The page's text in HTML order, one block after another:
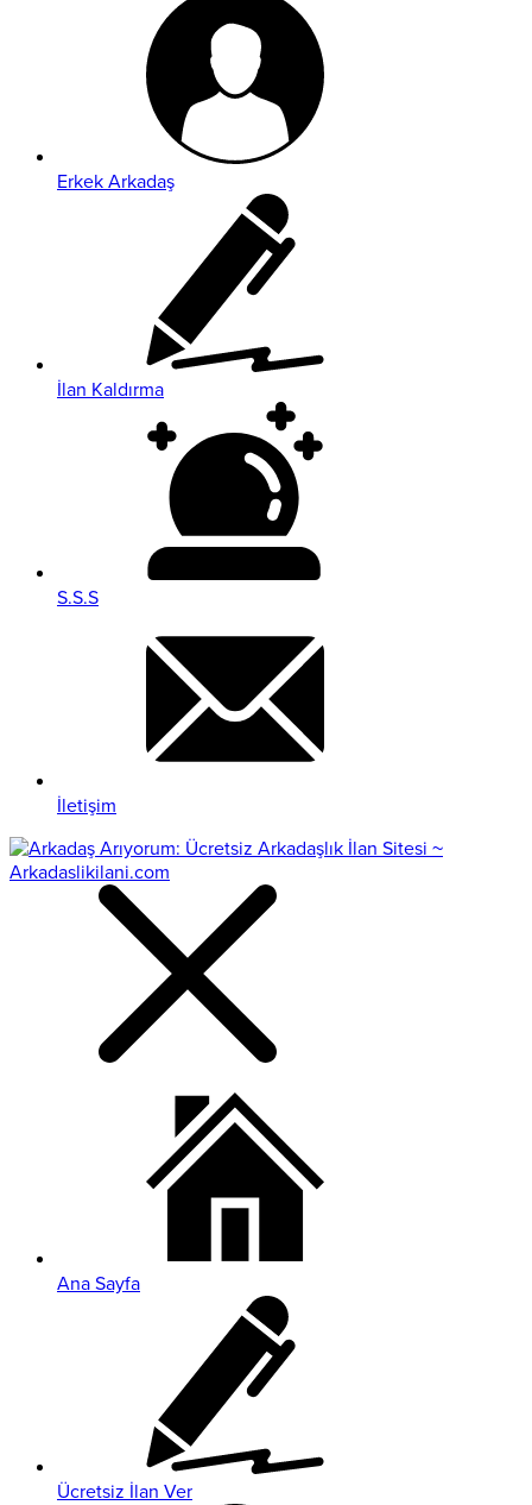
Erkek Arkadaş
İlan Kaldırma
S.S.S
İletişim
Ana Sayfa
Ücretsiz İlan Ver